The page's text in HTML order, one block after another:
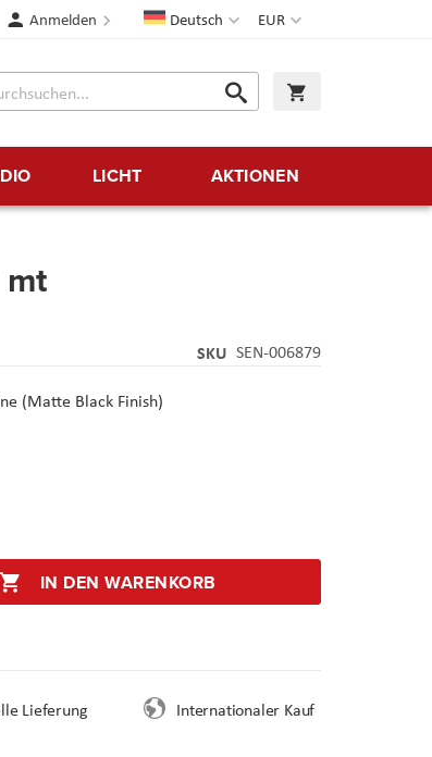
Währung
EUR
SpracheDeutsch
Anmelden
Suche
Suche
LICHT AKTIONEN
SKU SEN-006879
(Matte Black Finish)
IN DEN WARENKORB
Lieferung Internationaler Kauf